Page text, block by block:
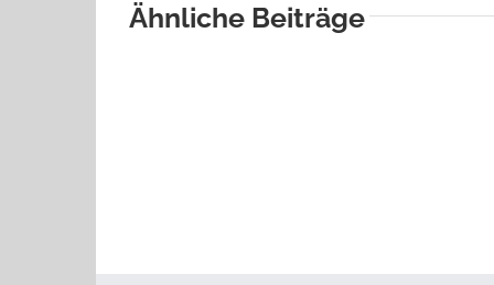
Ähnliche Beiträge